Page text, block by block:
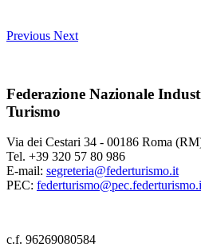
Previous Next
Federazione Nazionale
Turismo
Via dei Cestari 34 - 00186 Roma
Tel. +39 320 57 80 986
E-mail: segreteria@federturismo.it
PEC:
c.f. 96269080584